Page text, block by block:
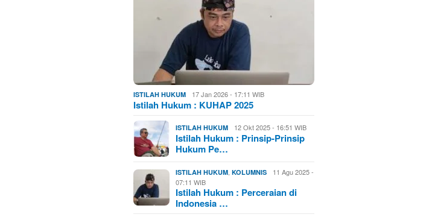
ISTILAH HUKUM 17 Jan 2026 - 17:11 WIB
Istilah Hukum : KUHAP 2025
ISTILAH HUKUM 12 Okt 2025 - 16:51 WIB
Istilah Hukum : Prinsip-Prinsip
Hukum Pe…
ISTILAH HUKUM ,KOLUMNIS
11 Agu 2025 -
07:11 WIB
Istilah Hukum : Perceraian di
Indonesia …